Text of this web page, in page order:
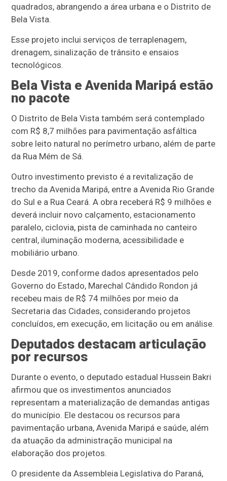
quadrados, abrangendo a área urbana e o Distrito de
Bela Vista.
Esse projeto inclui serviços de terraplenagem,
drenagem, sinalização de trânsito e ensaios
tecnológicos.
Bela Vista e Avenida Maripá estão
no pacote
O Distrito de Bela Vista também será contemplado
com R$ 8,7 milhões para pavimentação asfáltica
sobre leito natural no perímetro urbano, além de parte
da Rua Mém de Sá.
Outro investimento previsto é a revitalização de
trecho da Avenida Maripá, entre a Avenida Rio Grande
do Sul e a Rua Ceará. A obra receberá R$ 9 milhões e
deverá incluir novo calçamento, estacionamento
paralelo, ciclovia, pista de caminhada no canteiro
central, iluminação moderna, acessibilidade e
mobiliário urbano.
Desde 2019, conforme dados apresentados pelo
Governo do Estado, Marechal Cândido Rondon já
recebeu mais de R$ 74 milhões por meio da
Secretaria das Cidades, considerando projetos
concluídos, em execução, em licitação ou em análise.
Deputados destacam articulação
por recursos
Durante o evento, o deputado estadual Hussein Bakri
afirmou que os investimentos anunciados
representam a materialização de demandas antigas
do município. Ele destacou os recursos para
pavimentação urbana, Avenida Maripá e saúde, além
da atuação da administração municipal na
elaboração dos projetos.
O presidente da Assembleia Legislativa do Paraná,